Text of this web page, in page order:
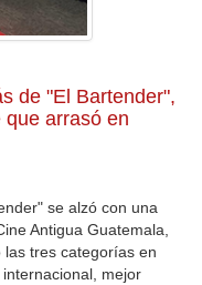
de "El Bartender",
arrasó en
se alzó con una
Antigua Guatemala,
tres categorías en
mejor